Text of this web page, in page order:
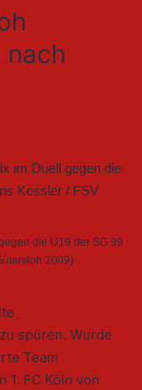
nach
die U19 der SG 99
2009)
spüren. Wurde
Team
1. FC Köln von